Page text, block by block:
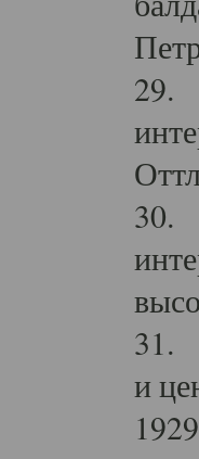
29.
30.
31.
и